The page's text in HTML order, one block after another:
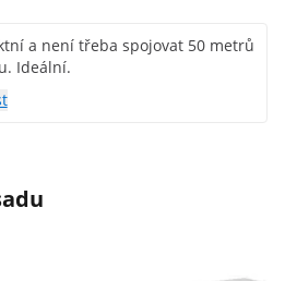
a není třeba spojovat 50 metrů
Ideální.